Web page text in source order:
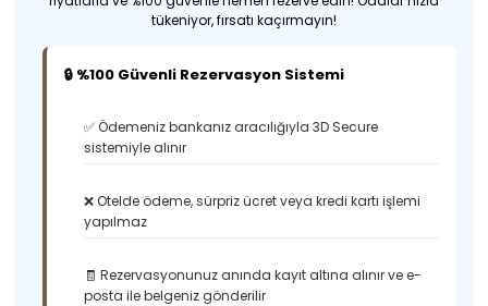
tükeniyor, fırsatı kaçırmayın!
🔒 %100 Güvenli Rezervasyon Sistemi
✅ Ödemeniz bankanız aracılığıyla 3D Secure
sistemiyle alınır
❌ Otelde ödeme, sürpriz ücret veya kredi kartı işlemi
yapılmaz
🧾 Rezervasyonunuz anında kayıt altına alınır ve e-
posta ile belgeniz gönderilir